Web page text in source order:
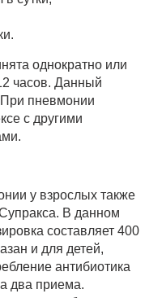
однократно или
часов. Данный
пневмонии
с другими
у взрослых также
В данном
составляет 400
и для детей,
антибиотика
два приема.